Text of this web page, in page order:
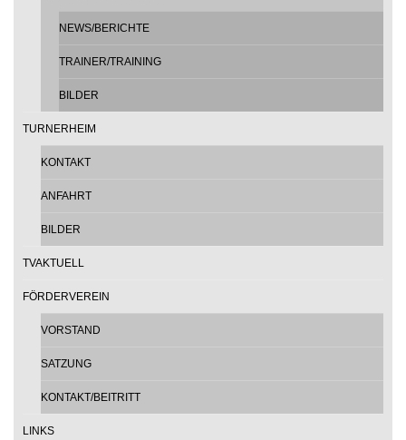
NEWS/BERICHTE
TRAINER/TRAINING
BILDER
TURNERHEIM
KONTAKT
ANFAHRT
BILDER
TVAKTUELL
FÖRDERVEREIN
VORSTAND
SATZUNG
KONTAKT/BEITRITT
LINKS